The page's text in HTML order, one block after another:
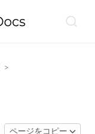
>
ページをコピー